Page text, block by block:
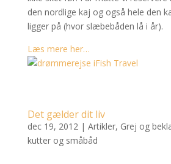
den nordlige kaj og også hele den
ligger på (hvor slæbebåden lå i år).
Læs mere her…
Det gælder dit liv
dec 19, 2012| Artikler, Grej og
kutter og småbåd